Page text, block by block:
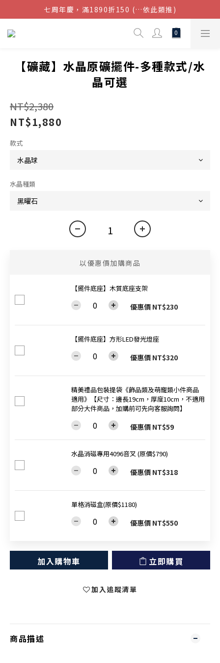
結帳金額滿$1080超取免運
七周年慶，滿1890折150 (…依此類推)
點我加入官方LINE帳號，獲得50元現金券
【礦藏】水晶原礦擺件-多種款式/水
晶可選
NT$2,380
NT$1,880
款式
水晶種類
以優惠價加購商品
【擺件底座】木質底座支架
優惠價 NT$230
【擺件底座】方形LED發光燈座
優惠價 NT$320
精美禮品包裝提袋《飾品類及萌寵類小件商品
適用》【尺寸：邊長19cm，厚度10cm，不適用
部分大件商品，加購前可先向客服詢問】
優惠價 NT$59
水晶消磁專用4096音叉 (原價$790)
優惠價 NT$318
單格消磁盒(原價$1180)
優惠價 NT$550
加入購物車 立即購買
加入追蹤清單
商品描述